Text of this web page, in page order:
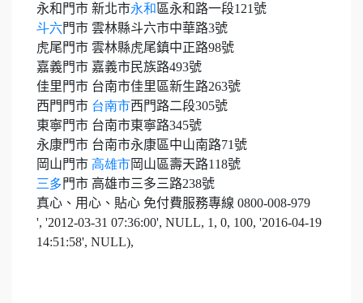
永和門市 新北市永和區永和路一段121號
斗六門市 雲林縣斗六市中華路3號
虎尾門市 雲林縣虎尾鎮中正路98號
嘉義門市 嘉義市民族路493號
佳里門市 台南市佳里區新生路263號
西門門市 台南市西門路二段305號
東寧門市 台南市東寧路345號
永康門市 台南市永康區中山南路71號
岡山門市 高雄市岡山區壽天路118號
三多門市 高雄市三多三路238號
真心、用心、貼心 免付費服務專線 0800-008-979
', '2012-03-31 07:36:00', NULL, 1, 0, 100, '2016-04-19
14:51:58', NULL),